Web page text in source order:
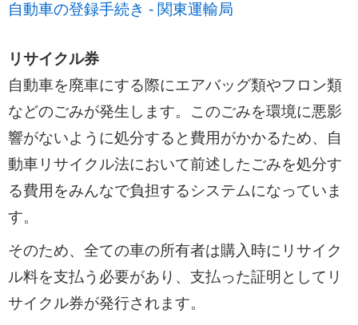
自動車の登録手続き - 関東運輸局
リサイクル券
自動車を廃車にする際にエアバッグ類やフロン類
などのごみが発生します。このごみを環境に悪影
響がないように処分すると費用がかかるため、自
動車リサイクル法において前述したごみを処分す
る費用をみんなで負担するシステムになっていま
す。
そのため、全ての車の所有者は購入時にリサイク
ル料を支払う必要があり、支払った証明としてリ
サイクル券が発行されます。